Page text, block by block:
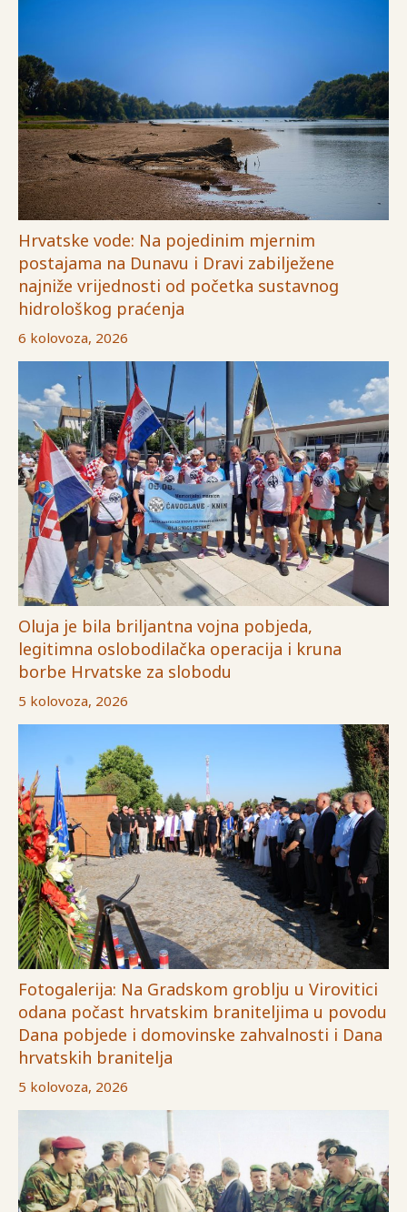
Hrvatske vode: Na pojedinim mjernim
postajama na Dunavu i Dravi zabilježene
najniže vrijednosti od početka sustavnog
hidrološkog praćenja
6 kolovoza, 2026
Oluja je bila briljantna vojna pobjeda,
legitimna oslobodilačka operacija i kruna
borbe Hrvatske za slobodu
5 kolovoza, 2026
Fotogalerija: Na Gradskom groblju u Virovitici
odana počast hrvatskim braniteljima u povodu
Dana pobjede i domovinske zahvalnosti i Dana
hrvatskih branitelja
5 kolovoza, 2026